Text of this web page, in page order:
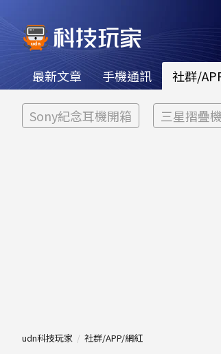
最新文章 手機通訊 社群/
Sony紀念耳機開箱 三星摺疊
udn科技玩家 社群/APP/網紅